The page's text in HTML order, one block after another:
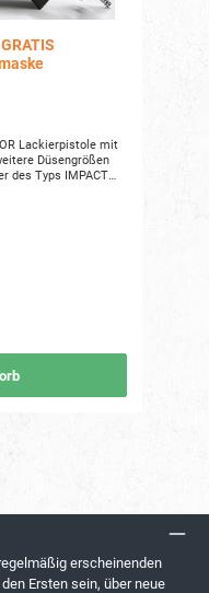
Lackierpistole mit
Düsengrößen
erscheinenden
Ersten sein, über neue